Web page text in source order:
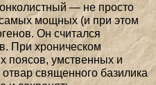
— не просто
мощных (и при этом
Он считался
При хроническом
поясов, умственных и
священного базилика